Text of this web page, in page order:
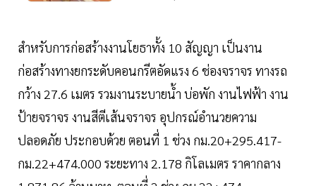
สำหรับการก่อสร้างงานโยธาทั้ง 10 สัญญา เป็นงาน
ก่อสร้างทางยกระดับคอนกรีตอัดแรง 6 ช่องจราจร ทางรถ
กว้าง 27.6 เมตร รวมงานระบายน้ำ บ่อพัก งานไฟฟ้า งาน
ป้ายจราจร งานสีตีเส้นจราจร อุปกรณ์อำนวยความ
ปลอดภัย ประกอบด้วย ตอนที่ 1 ช่วง กม.20+295.417-
กม.22+474.000 ระยะทาง 2.178 กิโลเมตร ราคากลาง